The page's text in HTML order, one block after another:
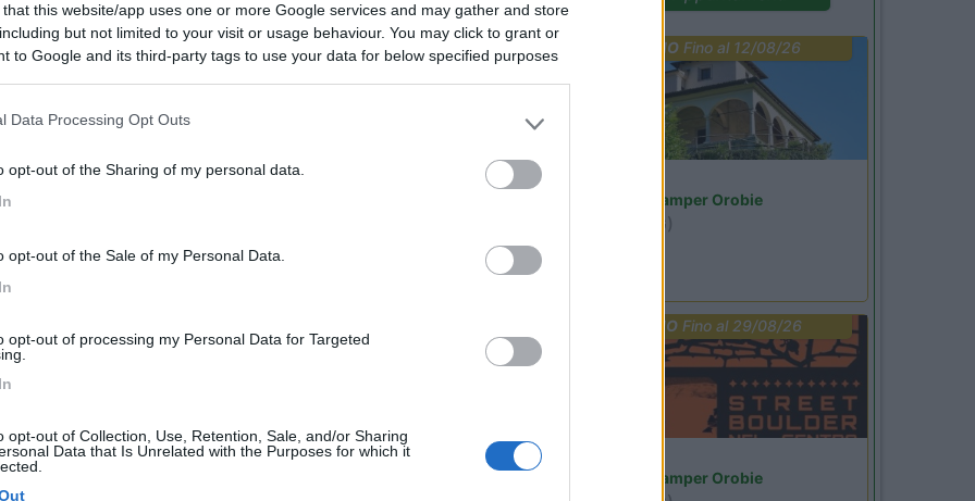
that this website/app uses one or more Google services and may gather and store
but not limited to your visit or usage behaviour. You may click to grant or
to Google and its third-party tags to use your data for below specified purposes
Data Processing Opt Outs
opt-out of the Sharing of my personal data.
opt-out of the Sale of my Personal Data.
opt-out of processing my Personal Data for Targeted
opt-out of Collection, Use, Retention, Sale, and/or Sharing
Data that Is Unrelated with the Purposes for which it
zona di Vignola Mare con accesso diretto al...
(SS) - 62.4km
(SS) - 74.2km
110
Disponibilità
3,2
Posizione
PROMO Fino al 12/08/26
Area Sosta Camper Orobie
(BG)
PROMO Fino al 29/08/26
Area Sosta Camper Orobie